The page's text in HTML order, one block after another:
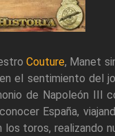
Couture, Manet
el sentimiento del
de Napoleón III
España,
toros, realizando